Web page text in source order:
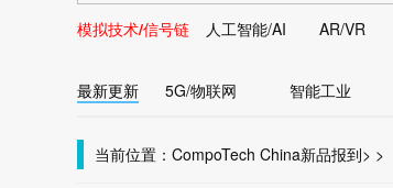
大
模拟技术/信号链 人工智能/AI AR/VR
最新更新 5G/物联网 智能工业
当前位置： CompoTech China >
新品报到 >